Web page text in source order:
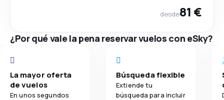
desde81 €
¿Por qué vale la pena reservar vuelos con eSky?
La mayor oferta
de vuelos
En unos segundos
Búsqueda flexible
Extiende tu
búsqueda para incluir